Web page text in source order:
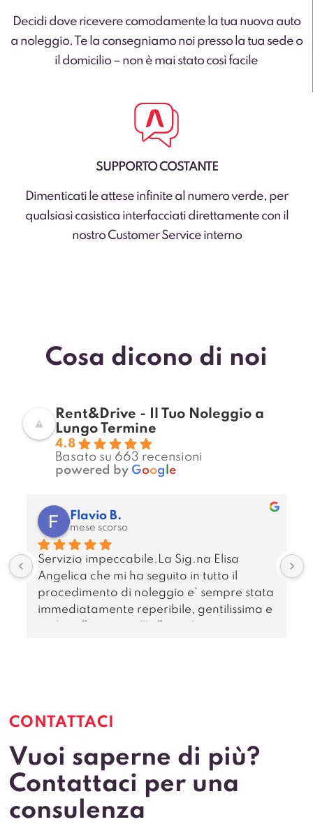
Decidi dove ricevere comodamente la tua nuova auto
a noleggio. Te la consegniamo noi presso la tua sede o
il domicilio – non è mai stato così facile
SUPPORTO COSTANTE
Dimenticati le attese infinite al numero verde, per
qualsiasi casistica interfacciati direttamente con il
nostro Customer Service interno
Cosa dicono di noi
Rent&Drive - Il Tuo Noleggio a
Lungo Termine
4.8
Basato su 663 recensioni
powered by Goog e
Flavio B.
mese scorso
Servizio impeccabile.La Sig.na Elisa
Angelica che mi ha seguito in tutto il
procedimento di noleggio e’ sempre stata
immediatamente reperibile, gentilissima e
CONTATTACI
Vuoi saperne di più?
Contattaci per una
consulenza